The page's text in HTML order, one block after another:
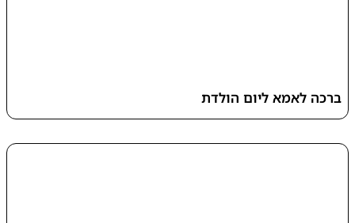
ברכה לאמא ליום הולדת